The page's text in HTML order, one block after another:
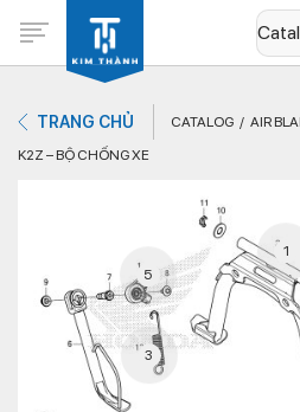
Không có sản phẩm nào
TRANG CHỦ CATALOG
AIR
K2Z – BỘ CHỐNG XE
1
3
5